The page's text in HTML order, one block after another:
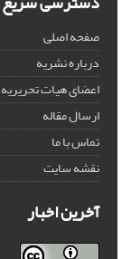
صفحه اصلی
درباره نشریه
اعضای هیات تحریریه
ارسال مقاله
تماس با ما
نقشه سایت
آخرین اخبار